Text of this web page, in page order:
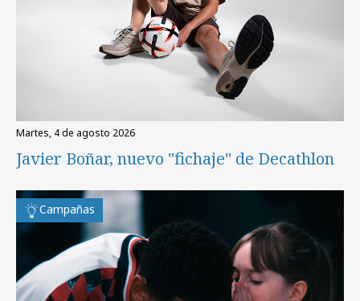
martes, 4 de agosto 2026
Javier Boñar, nuevo "fichaje" de Decathlon
Campañas